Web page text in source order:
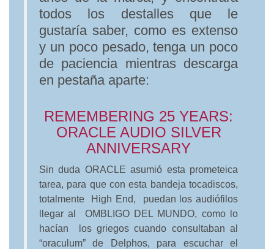
todos los destalles que le
gustaría saber, como es extenso
y un poco pesado, tenga un poco
de paciencia mientras descarga
en pestaña aparte:
REMEMBERING 25 YEARS:
ORACLE AUDIO SILVER
ANNIVERSARY
Sin duda ORACLE asumió esta prometeica
tarea, para que con esta bandeja tocadiscos,
totalmente High End, puedan los audiófilos
llegar al OMBLIGO DEL MUNDO, como lo
hacían los griegos cuando consultaban al
“oraculum” de Delphos, para escuchar el